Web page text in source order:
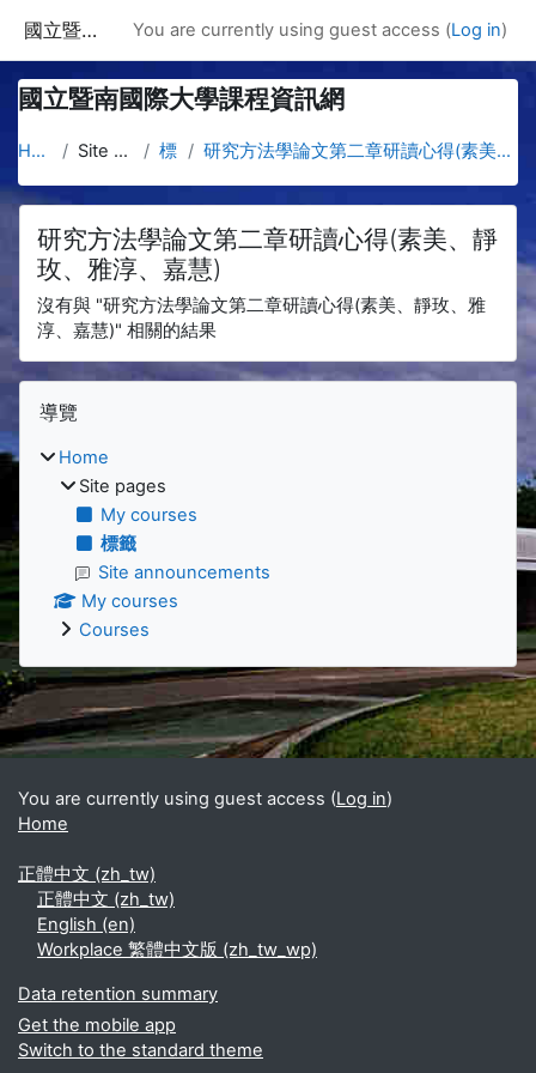
國立暨南國際大學課程資訊網 You are currently using guest access (Log in)
國立暨南國際大學課程資訊網
Home Site pages 標籤 研究方法學論文第二章研讀心得(素美、靜玫、雅淳、嘉慧)
研究方法學論文第二章研讀心得(素美、靜
玫、雅淳、嘉慧)
沒有與 "研究方法學論文第二章研讀心得(素美、靜玫、雅
淳、嘉慧)" 相關的結果
Blocks
Skip 導覽
導覽
Home
Site pages
My courses
標籤
Site announcements
My courses
Courses
Supplementary blocks
You are currently using guest access (Log in)
Home
正體中文 ‎(zh_tw)‎
正體中文 ‎(zh_tw)‎
English ‎(en)‎
Workplace 繁體中文版 ‎(zh_tw_wp)‎
Data retention summary
Get the mobile app
Switch to the standard theme